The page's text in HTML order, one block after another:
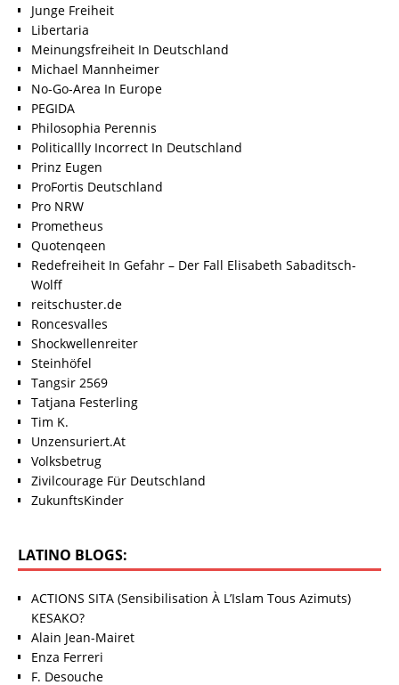
Junge Freiheit
Libertaria
Meinungsfreiheit In Deutschland
Michael Mannheimer
No-Go-Area In Europe
PEGIDA
Philosophia Perennis
Politicallly Incorrect In Deutschland
Prinz Eugen
ProFortis Deutschland
Pro NRW
Prometheus
Quotenqeen
Redefreiheit In Gefahr – Der Fall Elisabeth Sabaditsch-
Wolff
reitschuster.de
Roncesvalles
Shockwellenreiter
Steinhöfel
Tangsir 2569
Tatjana Festerling
Tim K.
Unzensuriert.At
Volksbetrug
Zivilcourage Für Deutschland
ZukunftsKinder
LATINO BLOGS:
ACTIONS SITA (Sensibilisation À L’Islam Tous Azimuts)
KESAKO?
Alain Jean-Mairet
Enza Ferreri
F. Desouche